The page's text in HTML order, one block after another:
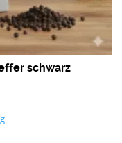
schwarz